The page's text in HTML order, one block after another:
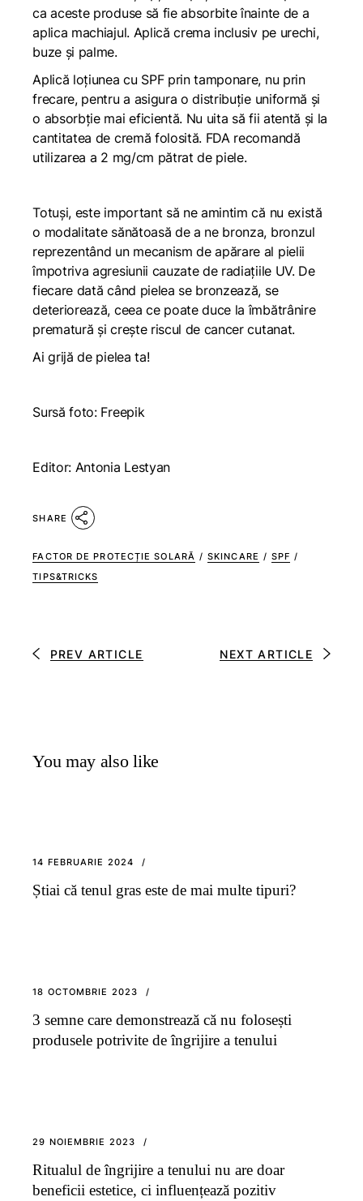
ca aceste produse să fie absorbite înainte de a
aplica machiajul. Aplică crema inclusiv pe urechi,
buze și palme.
Aplică loțiunea cu SPF prin tamponare, nu prin
frecare, pentru a asigura o distribuție uniformă și
o absorbție mai eficientă. Nu uita să fii atentă și la
cantitatea de cremă folosită. FDA recomandă
utilizarea a 2 mg/cm pătrat de piele.
Totuși, este important să ne amintim că nu există
o modalitate sănătoasă de a ne bronza, bronzul
reprezentând un mecanism de apărare al pielii
împotriva agresiunii cauzate de radiațiile UV. De
fiecare dată când pielea se bronzează, se
deteriorează, ceea ce poate duce la îmbătrânire
prematură și crește riscul de cancer cutanat.
Ai grijă de pielea ta!
Sursă foto: Freepik
Editor: Antonia Lestyan
SHARE
FACTOR DE PROTECȚIE SOLARĂ / SKINCARE / SPF /
TIPS&TRICKS
PREV ARTICLE NEXT ARTICLE
You may also like
14 FEBRUARIE 2024
Știai că tenul gras este de mai multe tipuri?
18 OCTOMBRIE 2023
3 semne care demonstrează că nu folosești
produsele potrivite de îngrijire a tenului
29 NOIEMBRIE 2023
Ritualul de îngrijire a tenului nu are doar
beneficii estetice, ci influențează pozitiv